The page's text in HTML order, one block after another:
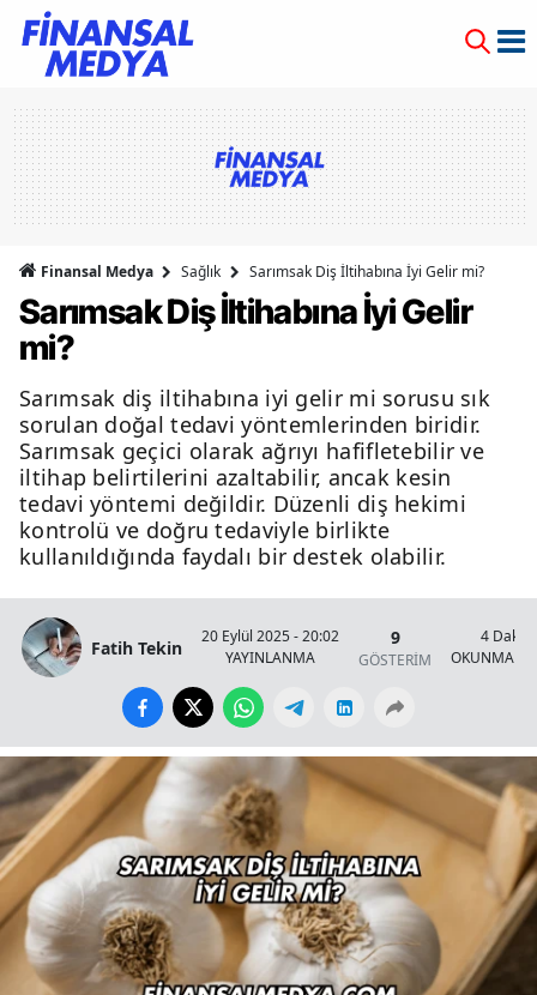
Finansal Medya Sağlık Sarımsak Diş İltihabına İyi Gelir mi?
Sarımsak Diş İltihabına İyi Gelir
mi?
Sarımsak diş iltihabına iyi gelir mi sorusu sık
sorulan doğal tedavi yöntemlerinden biridir.
Sarımsak geçici olarak ağrıyı hafifletebilir ve
iltihap belirtilerini azaltabilir, ancak kesin
tedavi yöntemi değildir. Düzenli diş hekimi
kontrolü ve doğru tedaviyle birlikte
kullanıldığında faydalı bir destek olabilir.
Fatih Tekin
20 Eylül 2025 - 20:02
YAYINLANMA
9
GÖSTERİM
4 Dakika
OKUNMA